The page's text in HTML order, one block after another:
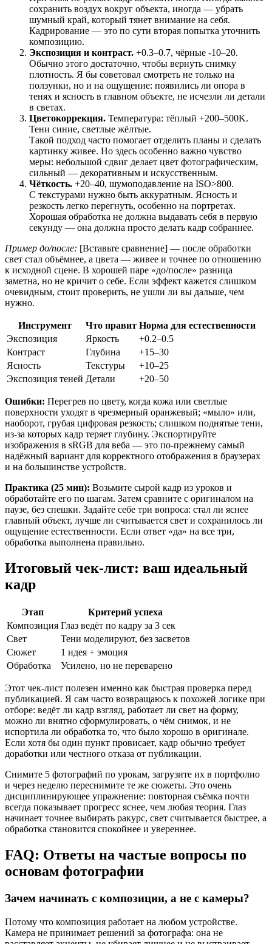
сохранить воздух вокруг объекта, иногда — убрать
шумный край, который тянет внимание на себя.
Кадрирование — это по сути вторая попытка уточнить
композицию.
Экспозиция и контраст. +0.3–0.7, чёрные -10–20.
Обычно этого достаточно, чтобы вернуть снимку
плотность. Я бы советовал смотреть не только на
ползунки, но и на ощущение: появились ли опора в
тенях и ясность в главном объекте, не исчезли ли детали
в светах.
Цветокоррекция. Температура: тёплый +200–500K.
Тени синие, светлые жёлтые.
Такой подход часто помогает отделить планы и сделать
картинку живее. Но здесь особенно важно чувство
меры: небольшой сдвиг делает цвет фотографическим,
сильный — декоративным и искусственным.
Чёткость. +20–40, шумоподавление на ISO>800.
С текстурами нужно быть аккуратным. Ясность и
резкость легко перегнуть, особенно на портретах.
Хорошая обработка не должна выдавать себя в первую
секунду — она должна просто делать кадр собраннее.
Пример до/после: [Вставьте сравнение] — после обработки
свет стал объёмнее, а цвета — живее и точнее по отношению
к исходной сцене. В хорошей паре «до/после» разница
заметна, но не кричит о себе. Если эффект кажется слишком
очевидным, стоит проверить, не ушли ли вы дальше, чем
нужно.
Инструмент Что правит Норма для естественности
Экспозиция
Яркость
+0.2–0.5
Контраст
Глубина
+15–30
Ясность
Текстуры
+10–25
Экспозиция теней Детали +20–50
Ошибки: Перегрев по цвету, когда кожа или светлые
поверхности уходят в чрезмерный оранжевый; «мыло» или,
наоборот, грубая цифровая резкость; слишком поднятые тени,
из-за которых кадр теряет глубину. Экспортируйте
изображения в sRGB для веба — это по-прежнему самый
надёжный вариант для корректного отображения в браузерах
и на большинстве устройств.
Практика (25 мин): Возьмите сырой кадр из уроков и
обработайте его по шагам. Затем сравните с оригиналом на
паузе, без спешки. Задайте себе три вопроса: стал ли яснее
главный объект, лучше ли считывается свет и сохранилось ли
ощущение естественности. Если ответ «да» на все три,
обработка выполнена правильно.
Итоговый чек-лист: ваш идеальный
кадр
Этап
Критерий успеха
Композиция Глаз ведёт по кадру за 3 сек
Свет
Тени моделируют, без засветов
Сюжет
1 идея + эмоция
Обработка
Усилено, но не переварено
Этот чек-лист полезен именно как быстрая проверка перед
публикацией. Я сам часто возвращаюсь к похожей логике при
отборе: ведёт ли кадр взгляд, работает ли свет на форму,
можно ли внятно сформулировать, о чём снимок, и не
испортила ли обработка то, что было хорошо в оригинале.
Если хотя бы один пункт провисает, кадр обычно требует
доработки или честного отказа от публикации.
Снимите 5 фотографий по урокам, загрузите их в портфолио
и через неделю переснимите те же сюжеты. Это очень
дисциплинирующее упражнение: повторная съёмка почти
всегда показывает прогресс яснее, чем любая теория. Глаз
начинает точнее выбирать ракурс, свет считывается быстрее, а
обработка становится спокойнее и увереннее.
FAQ: Ответы на частые вопросы по
основам фотографии
Зачем начинать с композиции, а не с камеры?
Потому что композиция работает на любом устройстве.
Камера не принимает решений за фотографа: она не